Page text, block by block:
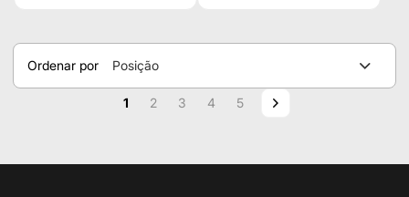
Ordenar por
Posição
Página
Você esta lendo a pagina
1 Página
2 Página
3 Página
4 Página
5 Página
Próximo